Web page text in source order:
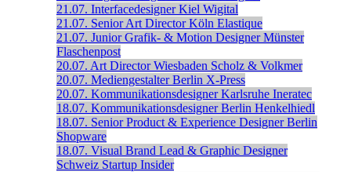
21.07. Interfacedesigner Kiel Wigital
21.07. Senior Art Director Köln Elastique
21.07. Junior Grafik- & Motion Designer Münster
Flaschenpost
20.07. Art Director Wiesbaden Scholz & Volkmer
20.07. Mediengestalter Berlin X-Press
20.07. Kommunikationsdesigner Karlsruhe Ineratec
18.07. Kommunikationsdesigner Berlin Henkelhiedl
18.07. Senior Product & Experience Designer Berlin
Shopware
18.07. Visual Brand Lead & Graphic Designer
Schweiz Startup Insider